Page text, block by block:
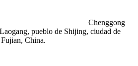
Chenggong
pueblo de Shijing, ciudad de
China.